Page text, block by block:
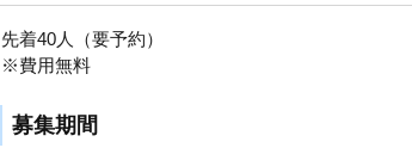
先着40人（要予約）
※費用無料
募集期間